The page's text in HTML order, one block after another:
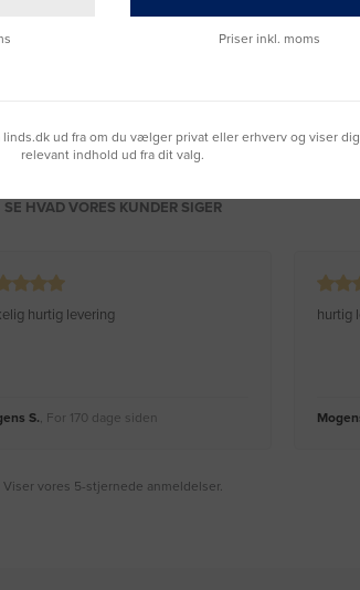
SE HVAD VORES KUNDER SIGER
hurtig levering
S., For 170 dage siden
hurtig
Viser vores 5-stjernede anmeldelser.
Priser inkl. moms
ud fra om du vælger privat eller erhverv og viser
relevant indhold ud fra dit valg.